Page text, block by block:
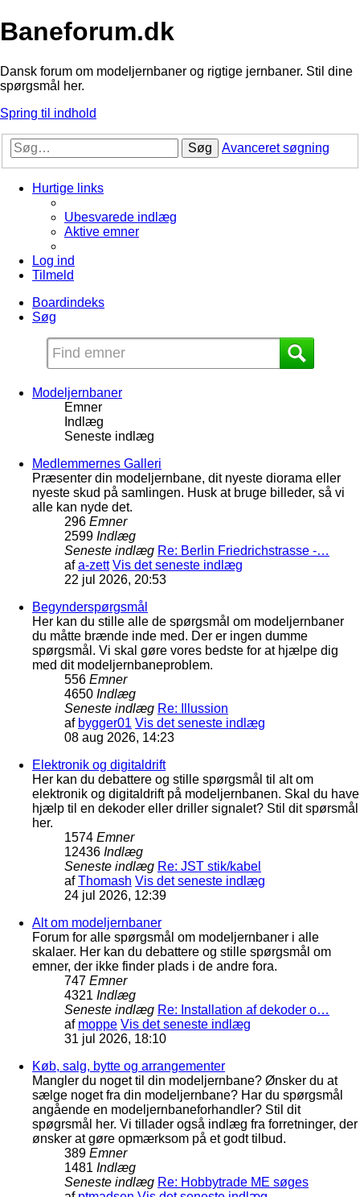
Baneforum.dk
Dansk forum om modeljernbaner og rigtige jernbaner. Stil dine
spørgsmål her.
Spring til indhold
Søg Avanceret søgning
Hurtige links
Ubesvarede indlæg
Aktive emner
Log ind
Tilmeld
Boardindeks
Søg
Modeljernbaner
Emner
Indlæg
Seneste indlæg
Medlemmernes Galleri
Præsenter din modeljernbane, dit nyeste diorama eller
nyeste skud på samlingen. Husk at bruge billeder, så vi
alle kan nyde det.
296 Emner
2599 Indlæg
Seneste indlæg Re: Berlin Friedrichstrasse -…
afa-zett Vis det seneste indlæg
22 jul 2026, 20:53
Begynderspørgsmål
Her kan du stille alle de spørgsmål om modeljernbaner
du måtte brænde inde med. Der er ingen dumme
spørgsmål. Vi skal gøre vores bedste for at hjælpe dig
med dit modeljernbaneproblem.
556 Emner
4650 Indlæg
Seneste indlæg Re: Illussion
af bygger01 Vis det seneste indlæg
08 aug 2026, 14:23
Elektronik og digitaldrift
Her kan du debattere og stille spørgsmål til alt om
elektronik og digitaldrift på modeljernbanen. Skal du have
hjælp til en dekoder eller driller signalet? Stil dit spørsmål
her.
1574 Emner
12436 Indlæg
Seneste indlæg Re: JST stik/kabel
afThomash Vis det seneste indlæg
24 jul 2026, 12:39
Alt om modeljernbaner
Forum for alle spørgsmål om modeljernbaner i alle
skalaer. Her kan du debattere og stille spørgsmål om
emner, der ikke finder plads i de andre fora.
747 Emner
4321 Indlæg
Seneste indlæg Re: Installation af dekoder o…
af moppe Vis det seneste indlæg
31 jul 2026, 18:10
Køb, salg, bytte og arrangementer
Mangler du noget til din modeljernbane? Ønsker du at
sælge noget fra din modeljernbane? Har du spørgsmål
angående en modeljernbaneforhandler? Stil dit
spøgrsmål her. Vi tillader også indlæg fra forretninger, der
ønsker at gøre opmærksom på et godt tilbud.
389 Emner
1481 Indlæg
Seneste indlæg Re: Hobbytrade ME søges